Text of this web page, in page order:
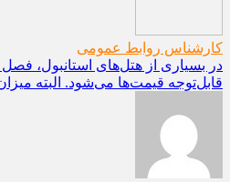
کارشناس روابط عمومی
در بسیاری از هتل‌های استانبول،
قابل‌توجه قیمت‌ها می‌شود. البته